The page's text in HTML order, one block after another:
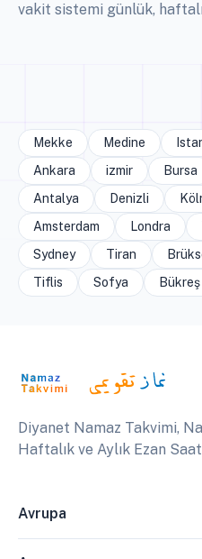
vakit sistemi günlük,
Mekke Medine
Ankara
izmir Bursa
Antalya
Denizli
Amsterdam
Londra
Sydney
Tiran
Tiflis
Sofya Bükreş
Diyanet Namaz Takvimi,
Avrupa